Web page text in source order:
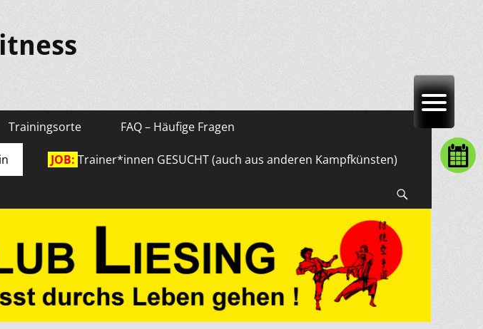
Trainingsorte FAQ – Häufige Fragen
JOB: Trainer*innen GESUCHT (auch aus anderen Kampfkünsten)